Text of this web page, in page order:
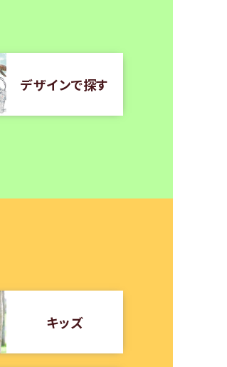
デザインで探す
キッズ